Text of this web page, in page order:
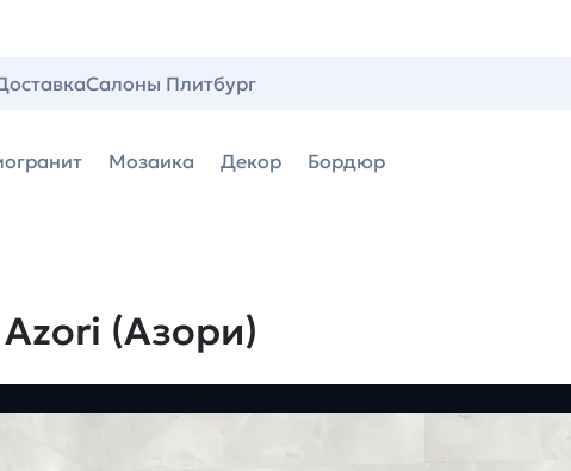
Салоны Плитбург
Мозаика Декор Бордюр
(Азори)